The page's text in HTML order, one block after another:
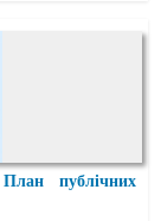
публічних